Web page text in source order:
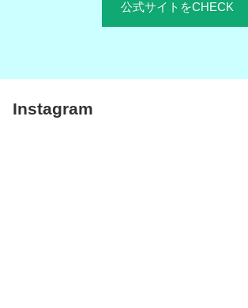
公式サイトをCHECK
Instagram